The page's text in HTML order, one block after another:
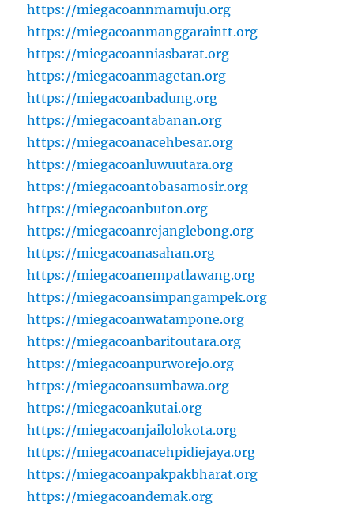
https://miegacoannmamuju.org
https://miegacoanmanggaraintt.org
https://miegacoanniasbarat.org
https://miegacoanmagetan.org
https://miegacoanbadung.org
https://miegacoantabanan.org
https://miegacoanacehbesar.org
https://miegacoanluwuutara.org
https://miegacoantobasamosir.org
https://miegacoanbuton.org
https://miegacoanrejanglebong.org
https://miegacoanasahan.org
https://miegacoanempatlawang.org
https://miegacoansimpangampek.org
https://miegacoanwatampone.org
https://miegacoanbaritoutara.org
https://miegacoanpurworejo.org
https://miegacoansumbawa.org
https://miegacoankutai.org
https://miegacoanjailolokota.org
https://miegacoanacehpidiejaya.org
https://miegacoanpakpakbharat.org
https://miegacoandemak.org